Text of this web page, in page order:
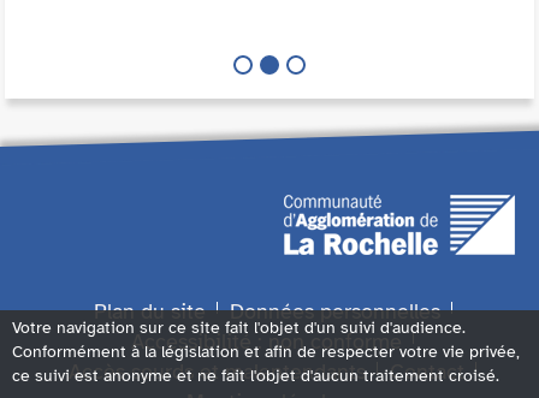
Plan du site
Données personnelles
Accessibilité : non conforme
Accès sourds et malentendants
Contact
Votre navigation sur ce site fait l'objet d'un suivi d'audience.
Conformément à la législation et afin de respecter votre vie privée,
ce suivi est anonyme et ne fait l'objet d'aucun traitement croisé.